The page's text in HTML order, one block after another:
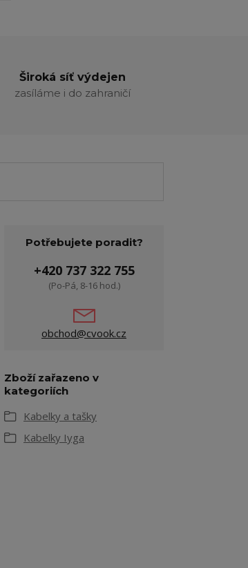
Široká síť výdejen
zasíláme i do zahraničí
Potřebujete poradit?
+420 737 322 755
(Po-Pá, 8-16 hod.)
obchod@cvook.cz
Zboží zařazeno v
kategoriích
Kabelky a tašky
Kabelky Iyga